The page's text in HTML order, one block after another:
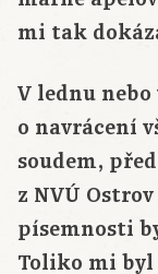
mi tak
V lednu nebo
o navrácení
soudem,
z NVÚ
písemnosti
Toliko mi byl